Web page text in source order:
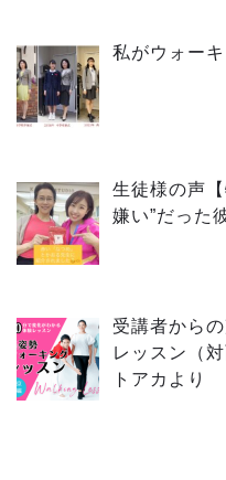
私がウォー
生徒様の声
嫌い”だった
受講者から
レッスン（
トアカより